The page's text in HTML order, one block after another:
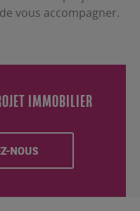
vous accompagner.
IMMOBILIER
NOUS